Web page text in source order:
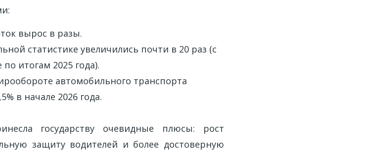
вырос в разы.
статистике увеличились почти в 20 раз (с
итогам 2025 года).
автомобильного транспорта
в начале 2026 года.
государству очевидные плюсы: рост
защиту водителей и более достоверную